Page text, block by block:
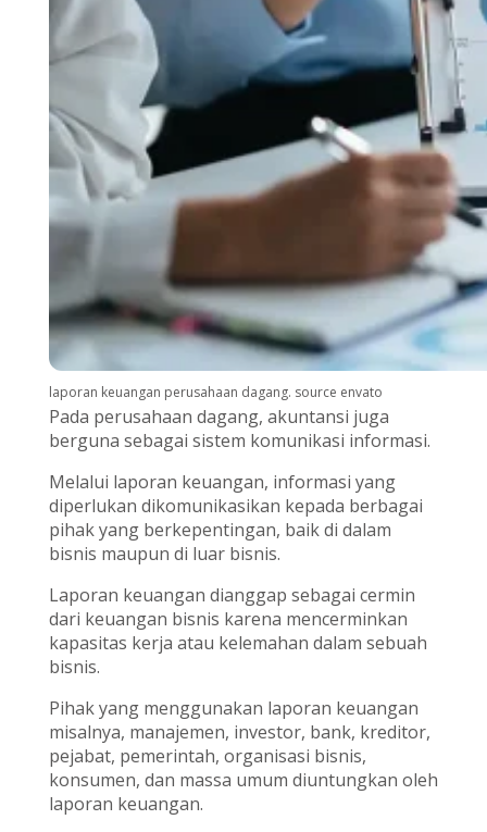
laporan keuangan perusahaan dagang. source envato
Pada perusahaan dagang, akuntansi juga
berguna sebagai sistem komunikasi informasi.
Melalui laporan keuangan, informasi yang
diperlukan dikomunikasikan kepada berbagai
pihak yang berkepentingan, baik di dalam
bisnis maupun di luar bisnis.
Laporan keuangan dianggap sebagai cermin
dari keuangan bisnis karena mencerminkan
kapasitas kerja atau kelemahan dalam sebuah
bisnis.
Pihak yang menggunakan laporan keuangan
misalnya, manajemen, investor, bank, kreditor,
pejabat, pemerintah, organisasi bisnis,
konsumen, dan massa umum diuntungkan oleh
laporan keuangan.